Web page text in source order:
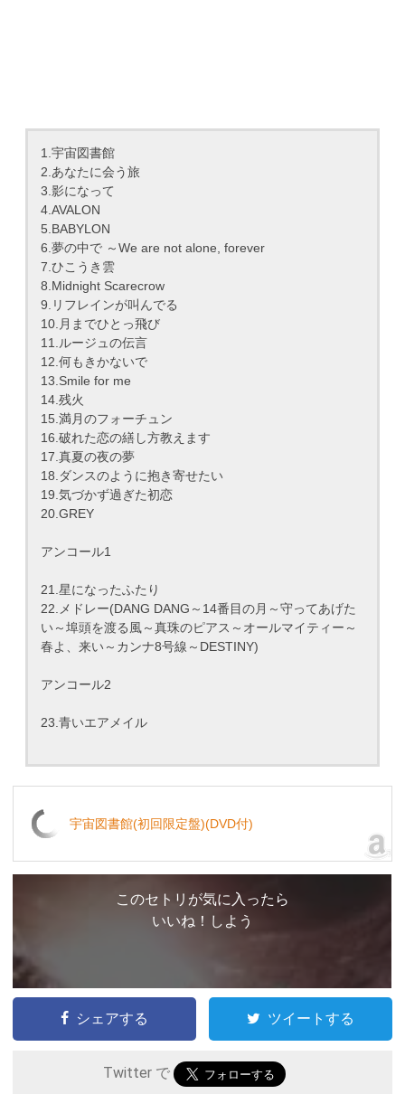
1.宇宙図書館
2.あなたに会う旅
3.影になって
4.AVALON
5.BABYLON
6.夢の中で ～We are not alone, forever
7.ひこうき雲
8.Midnight Scarecrow
9.リフレインが叫んでる
10.月までひとっ飛び
11.ルージュの伝言
12.何もきかないで
13.Smile for me
14.残火
15.満月のフォーチュン
16.破れた恋の繕し方教えます
17.真夏の夜の夢
18.ダンスのように抱き寄せたい
19.気づかず過ぎた初恋
20.GREY
アンコール1
21.星になったふたり
22.メドレー(DANG DANG～14番目の月～守ってあげた
い～埠頭を渡る風～真珠のピアス～オールマイティー～
春よ、来い～カンナ8号線～DESTINY)
アンコール2
23.青いエアメイル
宇宙図書館(初回限定盤)(DVD付)
このセトリが気に入ったら
いいね！しよう
シェアする ツイートする
Twitter で